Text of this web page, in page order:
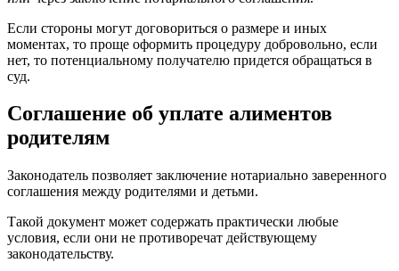
Если стороны могут договориться о размере и иных
моментах, то проще оформить процедуру добровольно, если
нет, то потенциальному получателю придется обращаться в
суд.
Соглашение об уплате алиментов
родителям
Законодатель позволяет заключение нотариально заверенного
соглашения между родителями и детьми.
Такой документ может содержать практически любые
условия, если они не противоречат действующему
законодательству.